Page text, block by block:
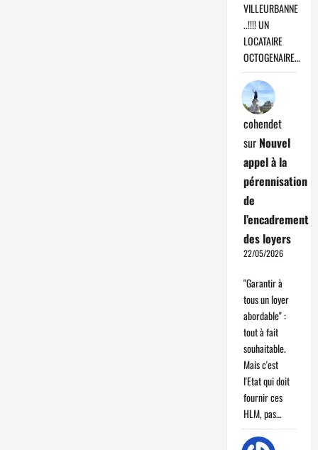
VILLEURBANNE
..!!!! UN
LOCATAIRE
OCTOGENAIRE…
cohendet
sur Nouvel
appel à la
pérennisation
de
l’encadrement
des loyers
22/05/2026
"Garantir à
tous un loyer
abordable" :
tout à fait
souhaitable.
Mais c'est
l'Etat qui doit
fournir ces
HLM, pas…